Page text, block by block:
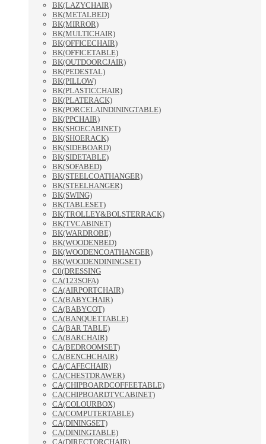
BK(LAZYCHAIR)
BK(METALBED)
BK(MIRROR)
BK(MULTICHAIR)
BK(OFFICECHAIR)
BK(OFFICETABLE)
BK(OUTDOORCJAIR)
BK(PEDESTAL)
BK(PILLOW)
BK(PLASTICCHAIR)
BK(PLATERACK)
BK(PORCELAINDININGTABLE)
BK(PPCHAIR)
BK(SHOECABINET)
BK(SHOERACK)
BK(SIDEBOARD)
BK(SIDETABLE)
BK(SOFABED)
BK(STEELCOATHANGER)
BK(STEELHANGER)
BK(SWING)
BK(TABLESET)
BK(TROLLEY&BOLSTERRACK)
BK(TVCABINET)
BK(WARDROBE)
BK(WOODENBED)
BK(WOODENCOATHANGER)
BK(WOODENDININGSET)
C0(DRESSING
CA(123SOFA)
CA(AIRPORTCHAIR)
CA(BABYCHAIR)
CA(BABYCOT)
CA(BANQUETTABLE)
CA(BAR TABLE)
CA(BARCHAIR)
CA(BEDROOMSET)
CA(BENCHCHAIR)
CA(CAFECHAIR)
CA(CHESTDRAWER)
CA(CHIPBOARDCOFFEETABLE)
CA(CHIPBOARDTVCABINET)
CA(COLOURBOX)
CA(COMPUTERTABLE)
CA(DININGSET)
CA(DININGTABLE)
CA(DIRECTORCHAIR)